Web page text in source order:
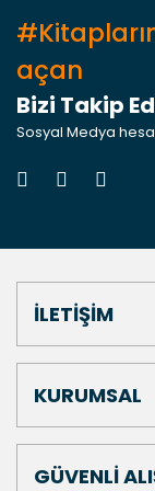
açan
Bizi Takip
Sosyal Medya
İLETİŞİM
KURUMSAL
GÜVENLİ